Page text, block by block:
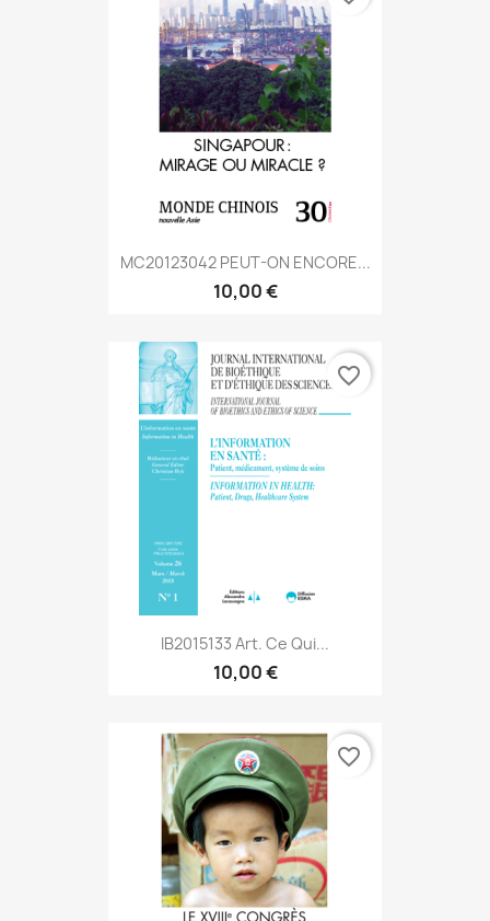
MC20123042 PEUT-ON ENCORE...
10,00 €
IB2015133 Art. Ce Qui...
10,00 €
favorite_border
favorite_border